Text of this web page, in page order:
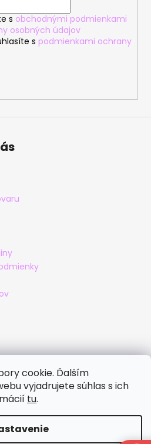
cookie. Ďalším
vyjadrujete súhlas s ich
tu.
s obchodnými podmienkami
osobných údajov
s podmienkami ochrany